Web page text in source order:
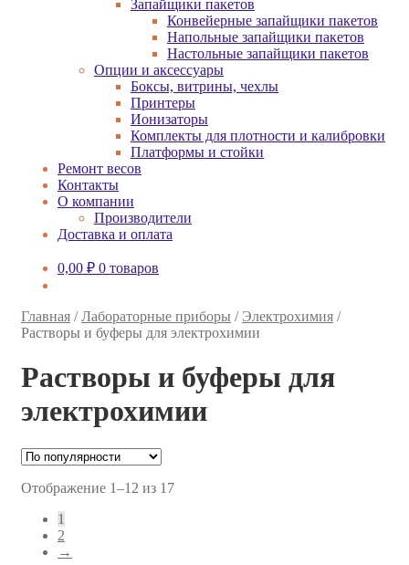
Запайщики пакетов
Конвейерные запайщики пакетов
Напольные запайщики пакетов
Настольные запайщики пакетов
Опции и аксессуары
Боксы, витрины, чехлы
Принтеры
Ионизаторы
Комплекты для плотности и калибровки
Платформы и стойки
Ремонт весов
Контакты
О компании
Производители
Доставка и оплата
0,00 ₽ 0 товаров
Главная /Лабораторные приборы / Электрохимия /
Растворы и буферы для электрохимии
Растворы и буферы для
электрохимии
Отображение 1–12 из 17
1
2
→